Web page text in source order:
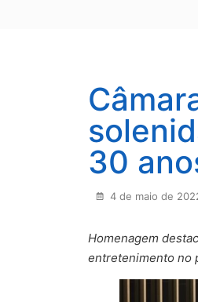
30
4 de maio de
Homenagem
entretenimento no